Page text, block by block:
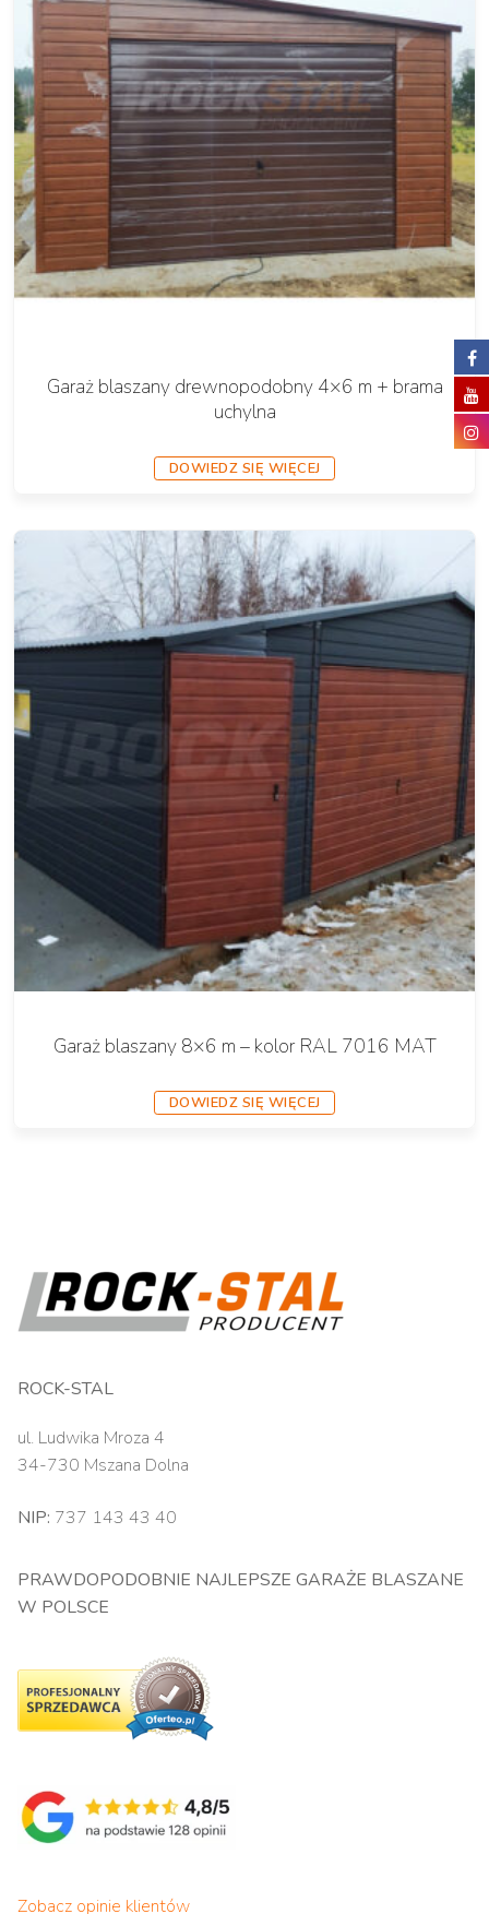
Garaż blaszany drewnopodobny 4×6 m + brama
uchylna
DOWIEDZ SIĘ WIĘCEJ
Garaż blaszany 8×6 m – kolor RAL 7016 MAT
DOWIEDZ SIĘ WIĘCEJ
ROCK-STAL
ul. Ludwika Mroza 4
34-730 Mszana Dolna
NIP: 737 143 43 40
PRAWDOPODOBNIE NAJLEPSZE GARAŻE BLASZANE
W POLSCE
Zobacz opinie klientów